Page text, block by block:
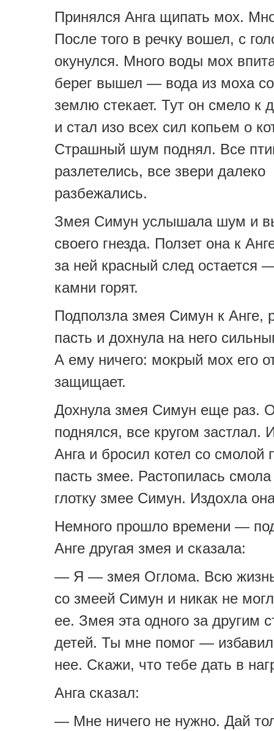
Принялся Анга щипать мох.
После того в речку вошел, с
окунулся. Много воды мох
берег вышел — вода из моха
землю стекает. Тут он смело к
и стал изо всех сил копьем о
Страшный шум поднял. Все
разлетелись, все звери далеко
разбежались.
Змея Симун услышала шум и
своего гнезда. Ползет она к
за ней красный след остается
камни горят.
Подползла змея Симун к Анге,
пасть и дохнула на него
А ему ничего: мокрый мох его
защищает.
Дохнула змея Симун еще раз.
поднялся, все кругом застлал.
Анга и бросил котел со смолой
пасть змее. Растопилась
глотку змее Симун. Издохла
Немного прошло времени —
Анге другая змея и сказала:
— Я — змея Оглома. Всю
со змеей Симун и никак не
ее. Змея эта одного за другим
детей. Ты мне помог —
нее. Скажи, что тебе дать в
Анга сказал:
— Мне ничего не нужно. Дай